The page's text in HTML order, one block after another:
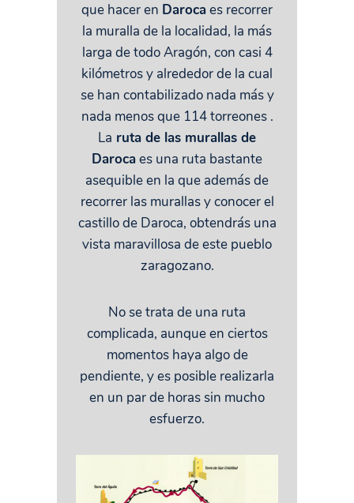
que hacer en Darocaes recorrer
la muralla de la localidad, la más
larga de todo Aragón, con casi 4
kilómetros y alrededor de la cual
se han contabilizado nada más y
nada menos que 114 torreones .
La ruta de las murallas de
Darocaes una ruta bastante
asequible en la que además de
recorrer las murallas y conocer el
castillo de Daroca, obtendrás una
vista maravillosa de este pueblo
zaragozano.
No se trata de una ruta
complicada, aunque en ciertos
momentos haya algo de
pendiente, y es posible realizarla
en un par de horas sin mucho
esfuerzo.